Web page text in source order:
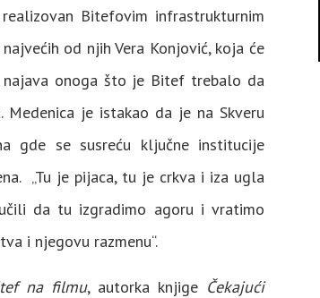
Bitefovim infrastrukturnim
od njih Vera Konjović, koja će
onoga što je Bitef trebalo da
je istakao da je na Skveru
gde se susreću ključne institucije
„Tu je pijaca, tu je crkva i iza ugla
da tu izgradimo agoru i vratimo
i njegovu razmenu“.
na filmu, autorka knjige Čekajući